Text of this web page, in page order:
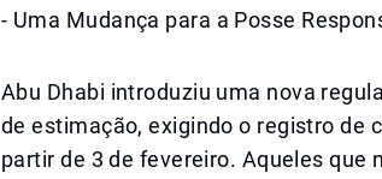
- Uma Mudança para a Posse
Abu Dhabi introduziu uma nova
de estimação, exigindo o registro de
partir de 3 de fevereiro. Aqueles